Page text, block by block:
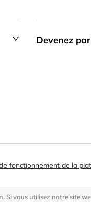
Devenez
fonctionnement de la
Si vous utilisez notre site